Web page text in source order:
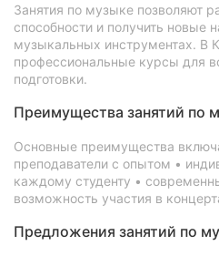
Занятия по музыке позволяют
способности и получить новые
музыкальных инструментах. В
профессиональные курсы для
подготовки.
Преимущества занятий по
Основные преимущества
преподаватели с опытом •
каждому студенту •
возможность участия в
Предложения занятий по